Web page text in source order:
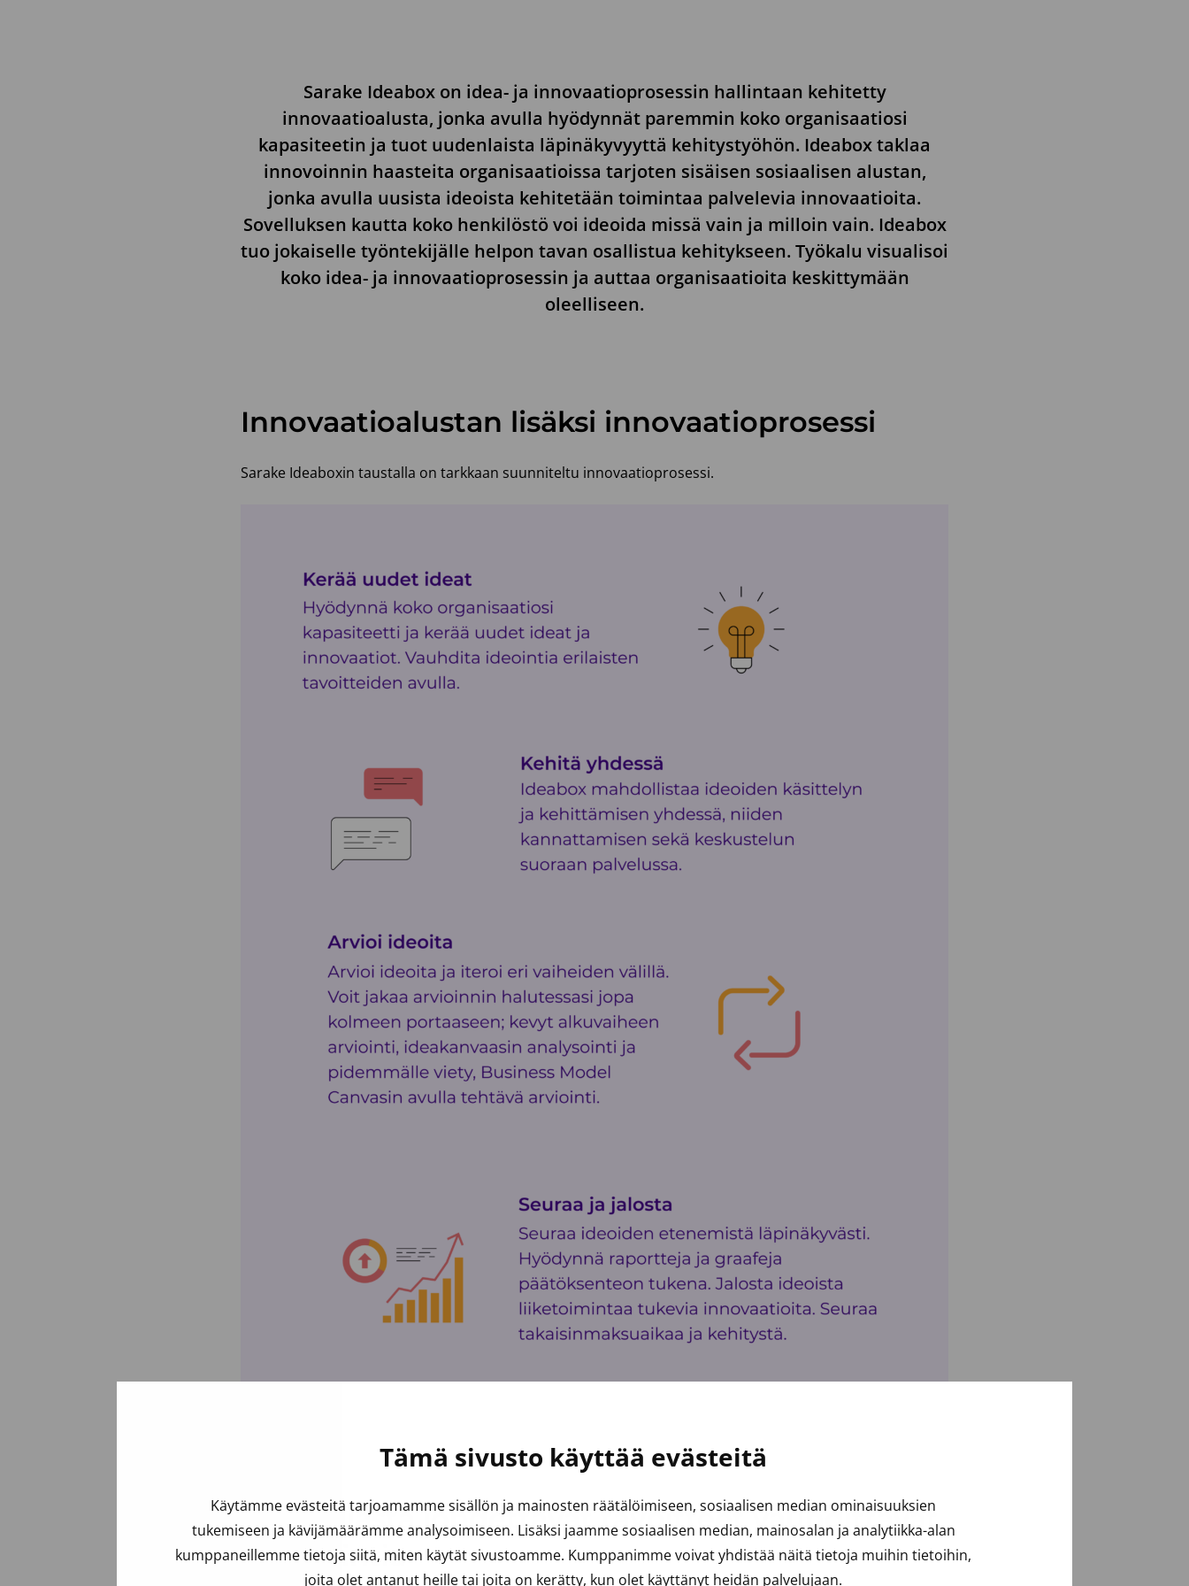
Tämä sivusto käyttää evästeitä
Käytämme evästeitä tarjoamamme sisällön ja mainosten räätälöimiseen, sosiaalisen median ominaisuuksien
tukemiseen ja kävijämäärämme analysoimiseen. Lisäksi jaamme sosiaalisen median, mainosalan ja analytiikka-alan
kumppaneillemme tietoja siitä, miten käytät sivustoamme. Kumppanimme voivat yhdistää näitä tietoja muihin tietoihin,
joita olet antanut heille tai joita on kerätty, kun olet käyttänyt heidän palvelujaan.
Sarake Ideabox on idea- ja innovaatioprosessin hallintaan kehitetty
innovaatioalusta, jonka avulla hyödynnät paremmin koko organisaatiosi
kapasiteetin ja tuot uudenlaista läpinäkyvyyttä kehitystyöhön. Ideabox taklaa
innovoinnin haasteita organisaatioissa tarjoten sisäisen sosiaalisen alustan,
jonka avulla uusista ideoista kehitetään toimintaa palvelevia innovaatioita.
Sovelluksen kautta koko henkilöstö voi ideoida missä vain ja milloin vain. Ideabox
tuo jokaiselle työntekijälle helpon tavan osallistua kehitykseen. Työkalu visualisoi
koko idea- ja innovaatioprosessin ja auttaa organisaatioita keskittymään
oleelliseen.
Innovaatioalustan lisäksi innovaatioprosessi
Sarake Ideaboxin taustalla on tarkkaan suunniteltu innovaatioprosessi.
Strategiasta johdettavat tavoitteet vauhdittavat
innovointia